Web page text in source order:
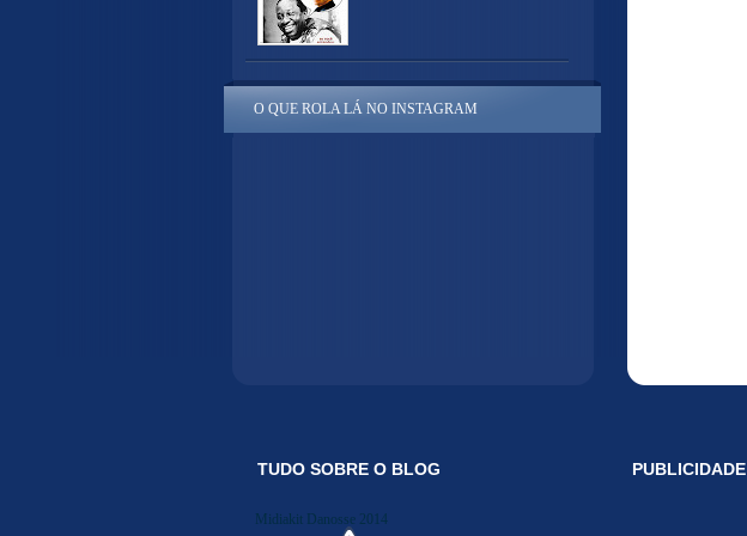
O QUE ROLA LÁ NO INSTAGRAM
TUDO SOBRE O BLOG
Midiakit Danosse 2014
PUBLICIDADE